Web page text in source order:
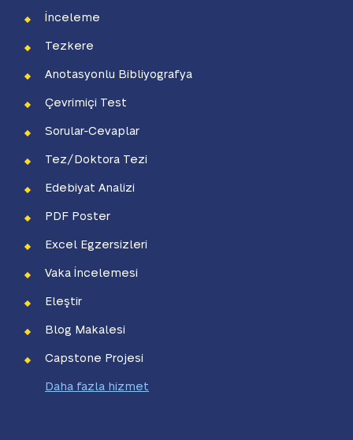
İnceleme
Tezkere
Anotasyonlu Bibliyografya
Çevrimiçi Test
Sorular-Cevaplar
Tez/Doktora Tezi
Edebiyat Analizi
PDF Poster
Excel Egzersizleri
Vaka İncelemesi
Eleştir
Blog Makalesi
Capstone Projesi
Daha fazla hizmet